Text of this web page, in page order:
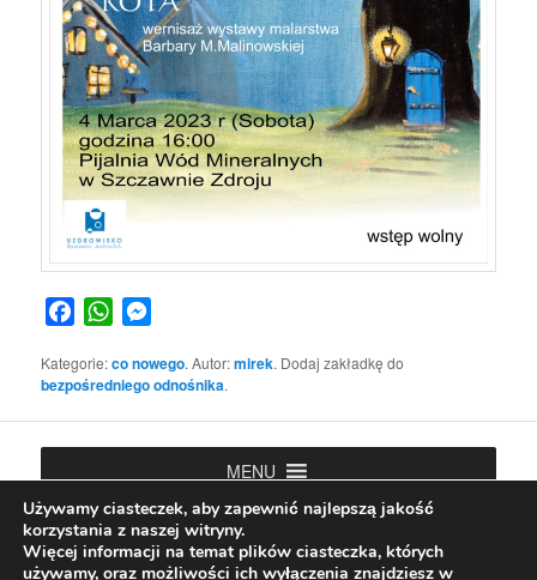
FacebookWhatsApp
Kategorie:co nowego. Autor:mirek. Dodaj zakładkę do
bezpośredniego odnośnika.
MENU
Używamy ciasteczek, aby zapewnić najlepszą jakość
korzystania z naszej witryny.
Więcej informacji na temat plików ciasteczka, których
używamy, oraz możliwości ich wyłączenia znajdziesz w